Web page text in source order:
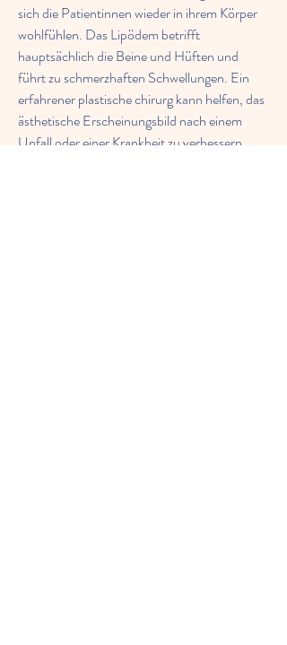
sich die Patientinnen wieder in ihrem Körper
wohlfühlen. Das Lipödem betrifft
hauptsächlich die Beine und Hüften und
führt zu schmerzhaften Schwellungen. Ein
erfahrener plastische chirurg kann helfen, das
ästhetische Erscheinungsbild nach einem
Unfall oder einer Krankheit zu verbessern.